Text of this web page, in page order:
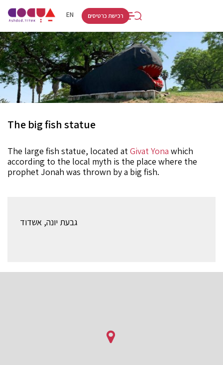
EN
HE
רכישת כרטיסים
The big fish statue
The large fish statue, located atGivat Yona which
according to the local myth is the place where the
prophet Jonah was thrown by a big fish.
גבעת יונה, אשדוד